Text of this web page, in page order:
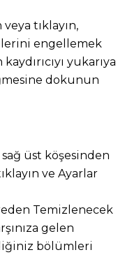
tıklayın,
engellemek
yukarıya
dokunun
sağ üst köşesinden
ve Ayarlar
Temizlenecek
gelen
bölümleri